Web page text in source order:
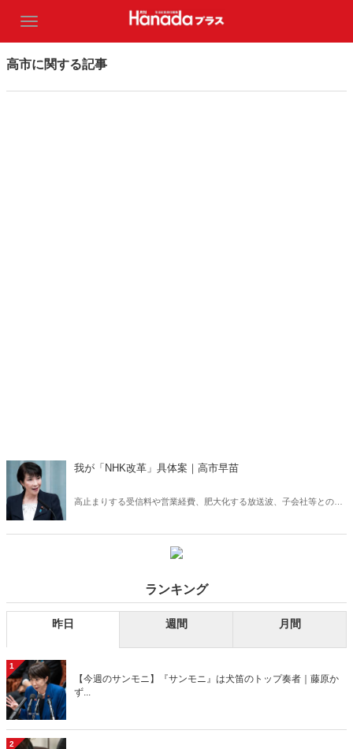
高市に関する記事
我が「NHK改革」具体案｜高市早苗
高止まりする受信料や営業経費、肥大化する放送波、子会社等との
すために、高市早苗前総務大臣が掲げたNHK改革の具体案！
ランキング
昨日 週間 月間
1
【今週のサンモニ】『サンモニ』は犬笛のトップ奏者｜藤原か
ず...
2